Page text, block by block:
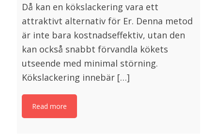
Då kan en kökslackering vara ett
attraktivt alternativ för Er. Denna metod
är inte bara kostnadseffektiv, utan den
kan också snabbt förvandla kökets
utseende med minimal störning.
Kökslackering innebär […]
Read more